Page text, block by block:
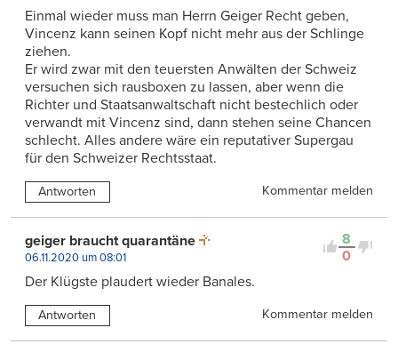
Einmal wieder muss man Herrn Geiger Recht geben,
Vincenz kann seinen Kopf nicht mehr aus der Schlinge
ziehen.
Er wird zwar mit den teuersten Anwälten der Schweiz
versuchen sich rausboxen zu lassen, aber wenn die
Richter und Staatsanwaltschaft nicht bestechlich oder
verwandt mit Vincenz sind, dann stehen seine Chancen
schlecht. Alles andere wäre ein reputativer Supergau
für den Schweizer Rechtsstaat.
Antworten Kommentar melden
8
0
geiger braucht quarantäne
06.11.2020 um 08:01
Der Klügste plaudert wieder Banales.
Antworten Kommentar melden